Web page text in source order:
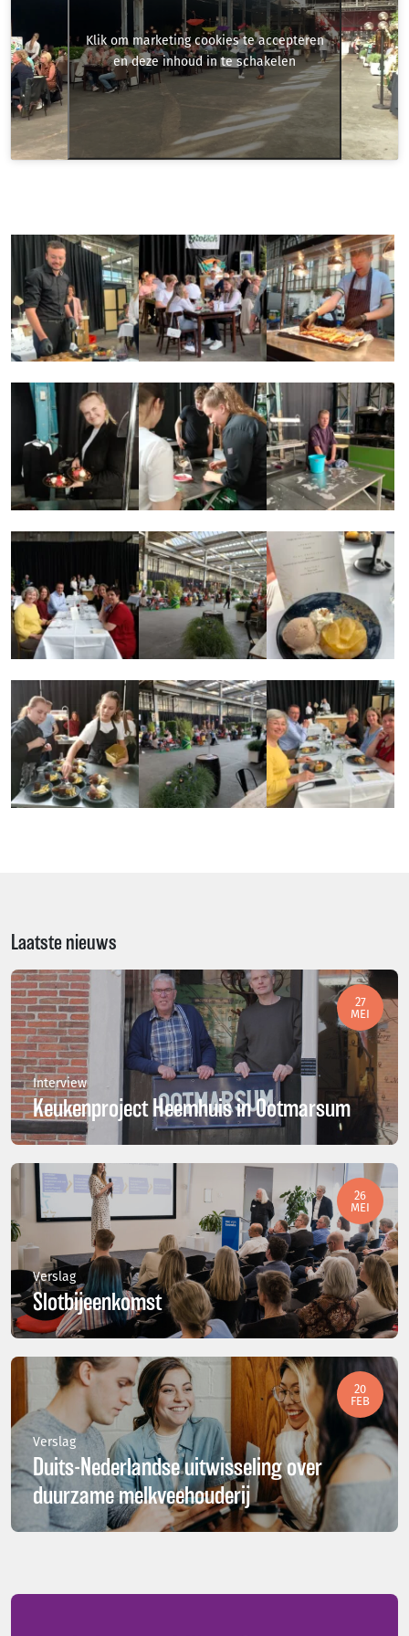
Klik om marketing cookies te accepteren
en deze inhoud in te schakelen
Laatste nieuws
27
MEI
Interview
Keukenproject Heemhuis in Ootmarsum
26
MEI
Verslag
Slotbijeenkomst
20
FEB
Verslag
Duits-Nederlandse uitwisseling over
duurzame melkveehouderij